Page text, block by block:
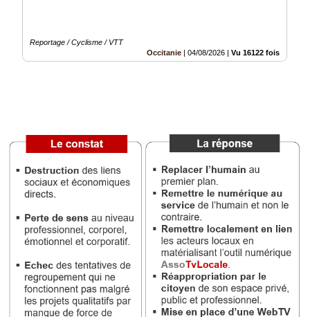
Reportage / Cyclisme / VTT
Occitanie
04/08/2026 Vu 16122 fois